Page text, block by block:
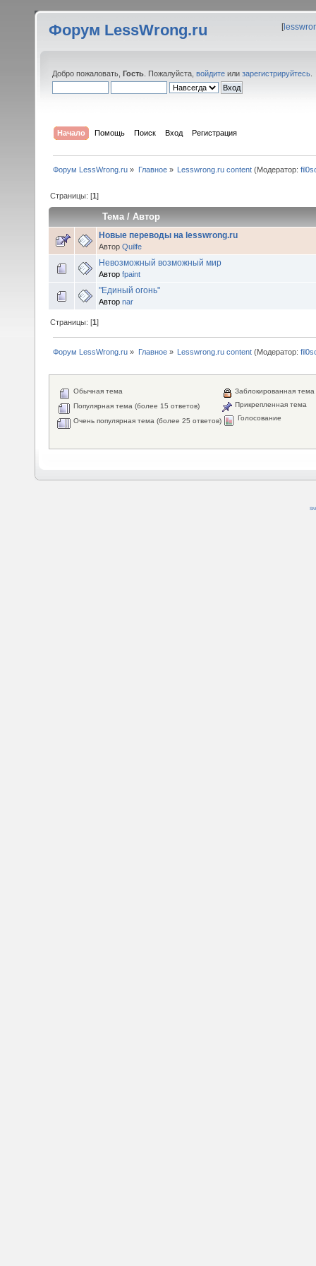
Форум LessWrong.ru [
Добро пожаловать, Гость . Пожалуйста, войдите или зарегистрируйтесь
Начало Помощь Поиск Вход Регистрация
Форум LessWrong.ru » Главное» Lesswrong.ru content(Модератор:
Страницы: [1]
Тема /Автор
Новые переводы на lesswrong.ru
Автор Quilfe
Невозможный возможный мир
Автор fpaint
"Единый огонь"
Автор nar
Страницы: [1]
Форум LessWrong.ru » Главное» Lesswrong.ru content(Модератор:
Обычная тема
Популярная тема (более 15 ответов)
Очень популярная тема (более 25 ответов)
Заблокированная тема
Прикрепленная тема
Голосование